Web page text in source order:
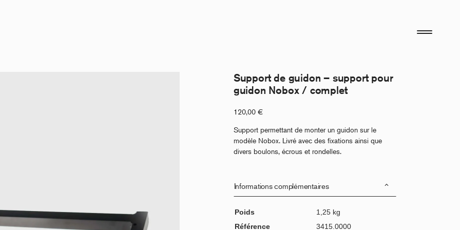
Support de guidon – support pour
guidon Nobox / complet
120,00 €
Support permettant de monter un guidon sur le
modèle Nobox. Livré avec des fixations ainsi que
divers boulons, écrous et rondelles.
Informations complémentaires
Poids
1,25 kg
Référence
3415.0000